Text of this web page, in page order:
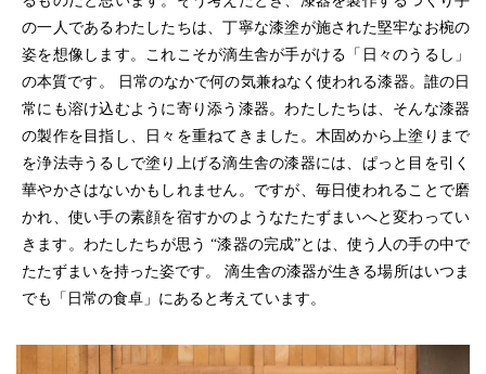
の一人であるわたしたちは、丁寧な漆塗が施された堅牢なお椀の
姿を想像します。これこそが滴生舎が手がける「日々のうるし」
の本質です。 日常のなかで何の気兼ねなく使われる漆器。誰の日
常にも溶け込むように寄り添う漆器。わたしたちは、そんな漆器
の製作を目指し、日々を重ねてきました。木固めから上塗りまで
を浄法寺うるしで塗り上げる滴生舎の漆器には、ぱっと目を引く
華やかさはないかもしれません。ですが、毎日使われることで磨
かれ、使い手の素顔を宿すかのようなたたずまいへと変わってい
きます。わたしたちが思う “漆器の完成”とは、使う人の手の中で
たたずまいを持った姿です。 滴生舎の漆器が生きる場所はいつま
でも「日常の食卓」にあると考えています。